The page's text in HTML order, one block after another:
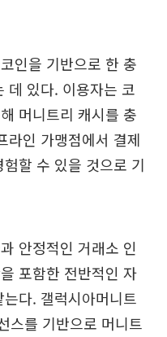
인을 기반으로 한 충
데 있다. 이용자는 코
머니트리 캐시를 충
라인 가맹점에서 결제
할 수 있을 것으로 기
안정적인 거래소 인
포함한 전반적인 자
다. 갤럭시아머니트
스를 기반으로 머니트